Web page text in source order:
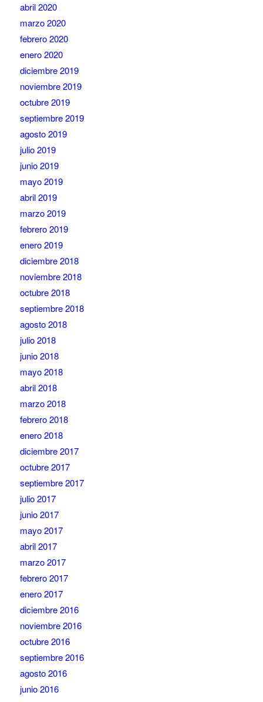
abril 2020
marzo 2020
febrero 2020
enero 2020
diciembre 2019
noviembre 2019
octubre 2019
septiembre 2019
agosto 2019
julio 2019
junio 2019
mayo 2019
abril 2019
marzo 2019
febrero 2019
enero 2019
diciembre 2018
noviembre 2018
octubre 2018
septiembre 2018
agosto 2018
julio 2018
junio 2018
mayo 2018
abril 2018
marzo 2018
febrero 2018
enero 2018
diciembre 2017
octubre 2017
septiembre 2017
julio 2017
junio 2017
mayo 2017
abril 2017
marzo 2017
febrero 2017
enero 2017
diciembre 2016
noviembre 2016
octubre 2016
septiembre 2016
agosto 2016
junio 2016